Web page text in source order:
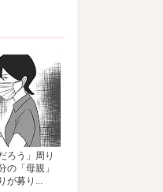
ろう」周り
の「母親」
が募り...